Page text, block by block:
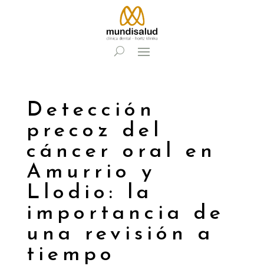
Detección
precoz del
cáncer oral en
Amurrio y
Llodio: la
importancia de
una revisión a
tiempo